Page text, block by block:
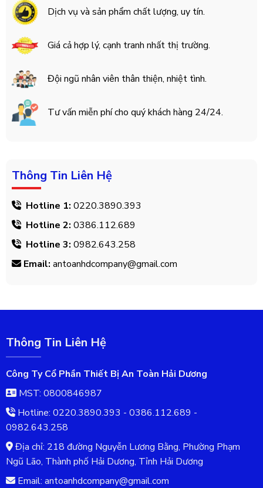
Dịch vụ và sản phẩm chất lượng, uy tín.
Giá cả hợp lý, cạnh tranh nhất thị trường.
Đội ngũ nhân viên thân thiện, nhiệt tình.
Tư vấn miễn phí cho quý khách hàng 24/24.
Thông Tin Liên Hệ
Hotline 1: 0220.3890.393
Hotline 2: 0386.112.689
Hotline 3: 0982.643.258
Email: antoanhdcompany@gmail.com
Thông Tin Liên Hệ
Công Ty Cổ Phần Thiết Bị An Toàn Hải Dương
MST: 0800846987
Hotline: 0220.3890.393 - 0386.112.689 -
0982.643.258
Địa chỉ: 218 đường Nguyễn Lương Bằng, Phường Phạm
Ngũ Lão, Thành phố Hải Dương, Tỉnh Hải Dương
Email: antoanhdcompany@gmail.com